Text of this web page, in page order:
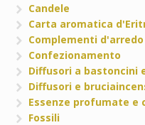
Candele
Carta aromatica
Complementi d'arredo
Confezionamento
Diffusori a bastoncini
Diffusori e
Essenze profumate e
Fossili